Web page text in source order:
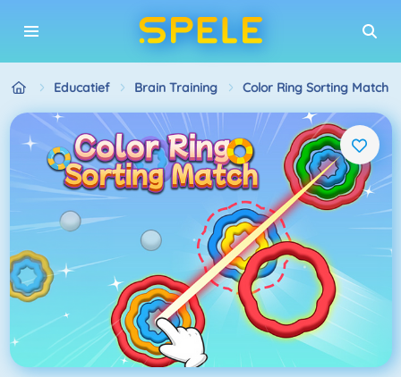
Educatief Brain Training Color Ring Sorting Match